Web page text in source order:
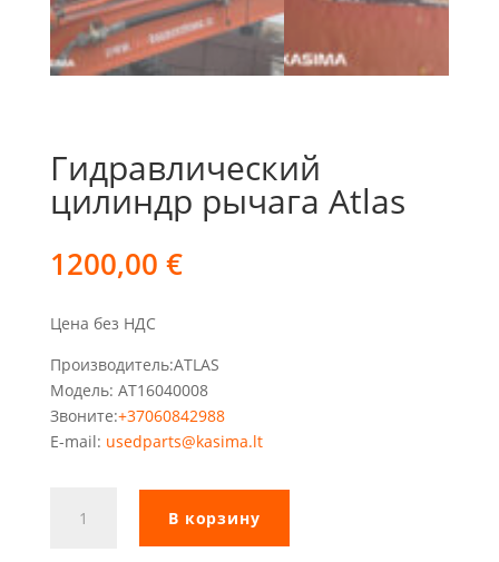
Гидравлический
цилиндр рычага Atlas
1200,00 €
Цена без НДС
Производитель:ATLAS
Модель: AT16040008
Звоните:+37060842988
E-mail: usedparts@kasima.lt
товара
Гидравлический
В корзину